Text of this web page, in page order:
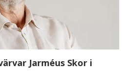
Jarméus Skor i